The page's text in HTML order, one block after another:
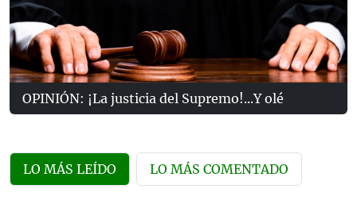
OPINIÓN: ¡La justicia del Supremo!...Y olé
LO MÁS LEÍDO LO MÁS COMENTADO